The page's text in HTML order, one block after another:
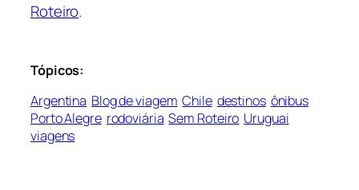
Roteiro.
Tópicos:
Argentina Blog de viagem Chile destinos ônibus
Porto Alegre rodoviária Sem Roteiro Uruguai
viagens